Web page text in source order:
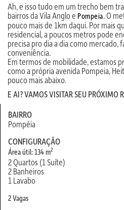
Ah, e isso tudo em um trecho bem
bairros da Vila Anglo e Pompeia. O
pouco mais de 1km daqui. Por mais
residencial, a poucos metros pode
precisa pro dia a dia como mercado,
conveniência.
Em termos de mobilidade, estamos
como a própria avenida Pompeia,
pouco mais abaixo.
E AI? VAMOS VISITAR SEU PRÓXIMO
BAIRRO
Pompéia
CONFIGURAÇÃO
Área útil: 134 m2
2 Quartos (1 Suíte)
2 Banheiros
1 Lavabo
2 Vagas